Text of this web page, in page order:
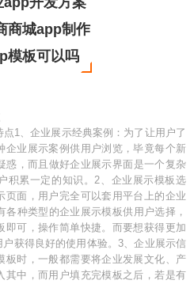
商城app制作
模板可以吗
1、企业展示经典案例：为了让用户了
企业展示案例供用户浏览，毕竟每个新
惑，而且做好企业展示界面是一个复杂
积累一定的知识。2、企业展示模板选
页面，用户完全可以套用平台上的企业
种类型的企业展示模板供用户选择，
即可，操作简单快捷。而要想获得更加
获得良好的使用体验。3、企业展示信
板时，一般都需要将企业发展文化、产
其中，而用户填充完模板之后，若是有